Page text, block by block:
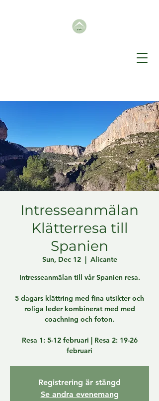
Intresseanmälan
Klätterresa till
Spanien
Sun, Dec 12
  |
Alicante
Intresseanmälan till vår Spanien resa.
5 dagars klättring med fina utsikter och
roliga leder kombinerat med med
coachning och foton.
Resa 1: 5-12 februari | Resa 2: 19-26
februari
Registrering är stängd
Se andra evenemang